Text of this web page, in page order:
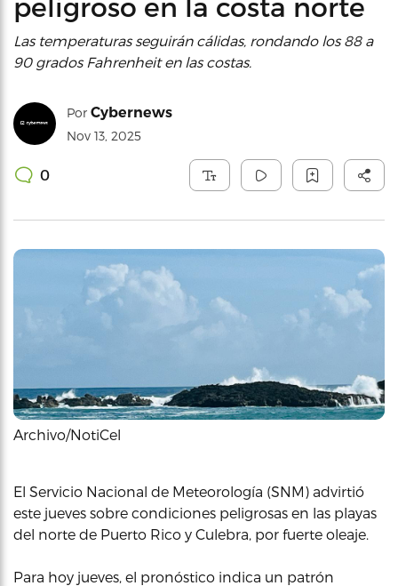
Las temperaturas seguirán cálidas, rondando los 88 a
90 grados Fahrenheit en las costas.
Por Cybernews
Nov 13, 2025
0
Archivo/NotiCel
El Servicio Nacional de Meteorología (SNM) advirtió
este jueves sobre condiciones peligrosas en las playas
del norte de Puerto Rico y Culebra, por fuerte oleaje.
Para hoy jueves, el pronóstico indica un patrón